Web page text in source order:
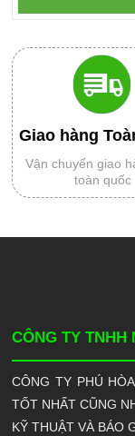
Giao hàng
Vận chuyển giao
toàn quốc
CÔNG TY TNHH
CÔNG TY PHÚ
TỐT NHẤT CŨNG
KỸ THUẬT VÀ BÁO